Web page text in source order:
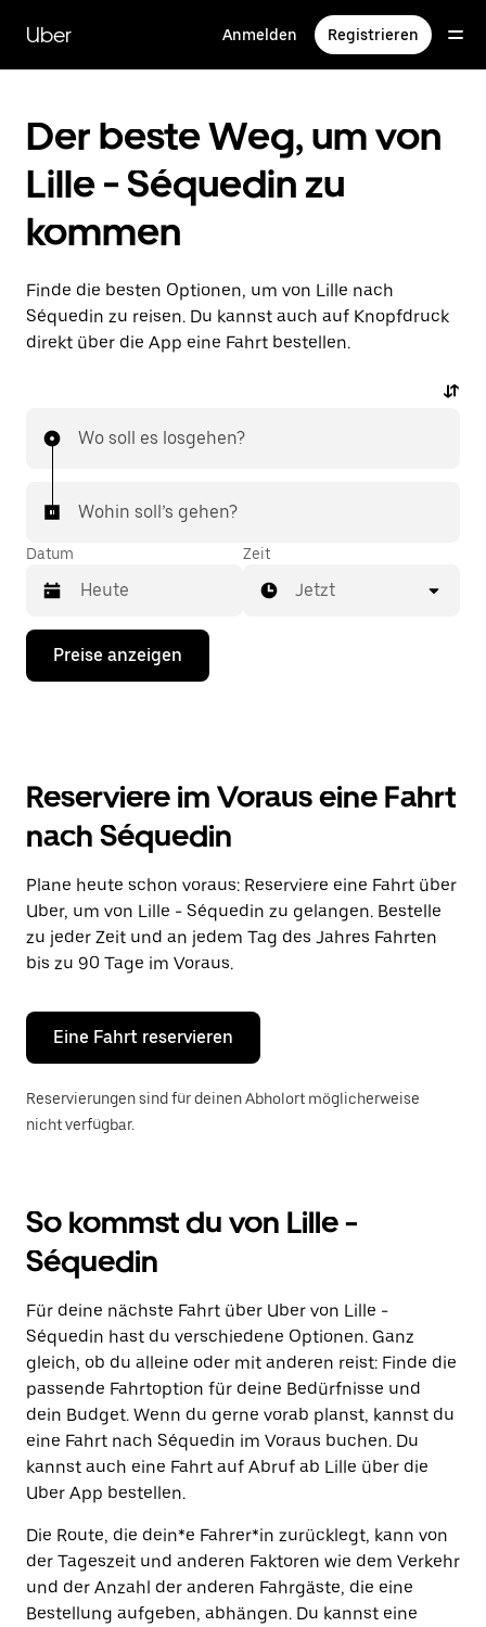
zum
Hauptinhalt
Uber Anmelden Registrieren
Der beste Weg, um von
Lille - Séquedin zu
kommen
Finde die besten Optionen, um von Lille nach
Séquedin zu reisen. Du kannst auch auf Knopfdruck
direkt über die App eine Fahrt bestellen.
Wo soll es losgehen?
Wohin soll’s gehen?
Datum
Drücke
Nach-
Kalender
interagieren
ein
Datum
auszuwählen.
Drücke
die
Escape-
um
den
Kalender
schließen.
Zeit
Jetzt
Preise anzeigen
Reserviere im Voraus eine Fahrt
nach Séquedin
Plane heute schon voraus: Reserviere eine Fahrt über
Uber, um von Lille - Séquedin zu gelangen. Bestelle
zu jeder Zeit und an jedem Tag des Jahres Fahrten
bis zu 90 Tage im Voraus.
Eine Fahrt reservieren
Reservierungen sind für deinen Abholort möglicherweise
nicht verfügbar.
So kommst du von Lille -
Séquedin
Für deine nächste Fahrt über Uber von Lille -
Séquedin hast du verschiedene Optionen. Ganz
gleich, ob du alleine oder mit anderen reist: Finde die
passende Fahrtoption für deine Bedürfnisse und
dein Budget. Wenn du gerne vorab planst, kannst du
eine Fahrt nach Séquedin im Voraus buchen. Du
kannst auch eine Fahrt auf Abruf ab Lille über die
Uber App bestellen.
Die Route, die dein*e Fahrer*in zurücklegt, kann von
der Tageszeit und anderen Faktoren wie dem Verkehr
und der Anzahl der anderen Fahrgäste, die eine
Bestellung aufgeben, abhängen. Du kannst eine